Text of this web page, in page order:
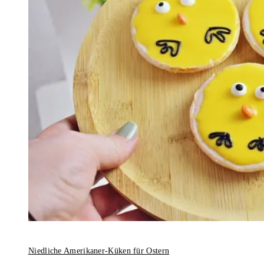
Niedliche Amerikaner-Küken für Ostern